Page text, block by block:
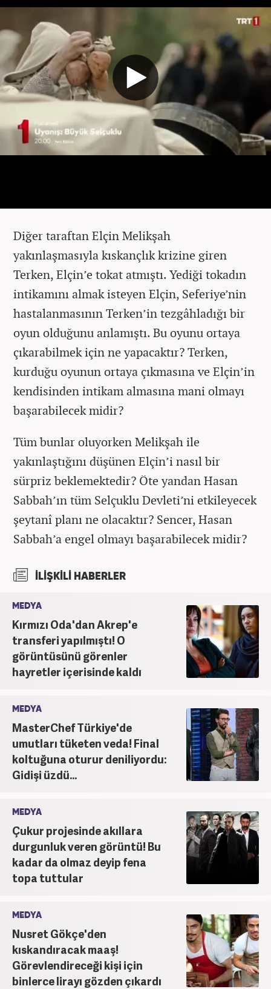
Diğer taraftan Elçin Melikşah
yakınlaşmasıyla kıskançlık krizine giren
Terken, Elçin’e tokat atmıştı. Yediği tokadın
intikamını almak isteyen Elçin, Seferiye’nin
hastalanmasının Terken’in tezgâhladığı bir
oyun olduğunu anlamıştı. Bu oyunu ortaya
çıkarabilmek için ne yapacaktır? Terken,
kurduğu oyunun ortaya çıkmasına ve Elçin’in
kendisinden intikam almasına mani olmayı
başarabilecek midir?
Tüm bunlar oluyorken Melikşah ile
yakınlaştığını düşünen Elçin’i nasıl bir
sürpriz beklemektedir? Öte yandan Hasan
Sabbah’ın tüm Selçuklu Devleti’ni etkileyecek
şeytanî planı ne olacaktır? Sencer, Hasan
Sabbah’a engel olmayı başarabilecek midir?
İLİŞKİLİ HABERLER
MEDYA
Kırmızı Oda'dan Akrep'e
transferi yapılmıştı! O
görüntüsünü görenler
hayretler içerisinde kaldı
MEDYA
MasterChef Türkiye'de
umutları tüketen veda! Final
koltuğuna oturur deniliyordu:
Gidişi üzdü...
MEDYA
Çukur projesinde akıllara
durgunluk veren görüntü! Bu
kadar da olmaz deyip fena
topa tuttular
MEDYA
Nusret Gökçe'den
kıskandıracak maaş!
Görevlendireceği kişi için
binlerce lirayı gözden çıkardı